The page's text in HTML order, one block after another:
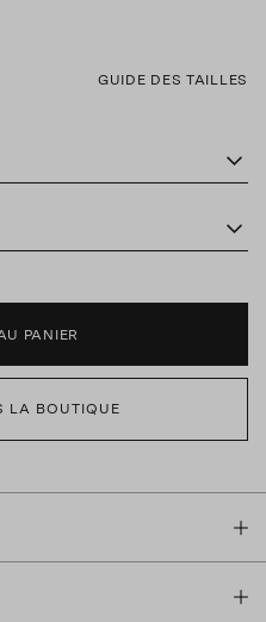
GUIDE DES TAILLES
AU PANIER
LA BOUTIQUE